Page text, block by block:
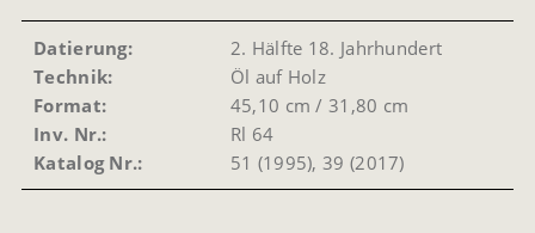
Datierung:
Technik:
Format:
Inv. Nr.:
Katalog Nr.:
2. Hälfte 18. Jahrhundert
Öl auf Holz
45,10 cm / 31,80 cm
Rl 64
51 (1995), 39 (2017)